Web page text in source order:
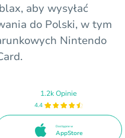
aby wysyłać
do Polski, w tym
Nintendo
1.2k Opinie
4.4
Dostępne w
AppStore